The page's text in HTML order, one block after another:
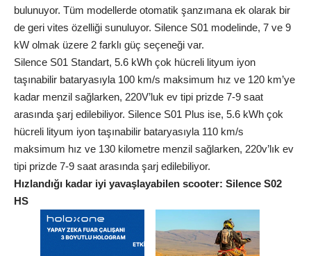
bulunuyor. Tüm modellerde otomatik şanzımana ek olarak bir
de geri vites özelliği sunuluyor. Silence S01 modelinde, 7 ve 9
kW olmak üzere 2 farklı güç seçeneği var.
Silence S01 Standart, 5.6 kWh çok hücreli lityum iyon
taşınabilir bataryasıyla 100 km/s maksimum hız ve 120 km’ye
kadar menzil sağlarken, 220V’luk ev tipi prizde 7-9 saat
arasında şarj edilebiliyor. Silence S01 Plus ise, 5.6 kWh çok
hücreli lityum iyon taşınabilir bataryasıyla 110 km/s
maksimum hız ve 130 kilometre menzil sağlarken, 220v’lık ev
tipi prizde 7-9 saat arasında şarj edilebiliyor.
Hızlandığı kadar iyi yavaşlayabilen scooter: Silence S02
HS